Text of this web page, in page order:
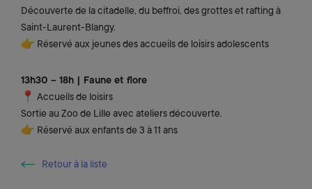
Découverte de la citadelle, du beffroi, des grottes et rafting à
Saint-Laurent-Blangy.
👉 Réservé aux jeunes des accueils de loisirs adolescents
13h30 – 18h | Faune et flore
📍 Accueils de loisirs
Sortie au Zoo de Lille avec ateliers découverte.
👉 Réservé aux enfants de 3 à 11 ans
Retour à la liste
Retour à la liste